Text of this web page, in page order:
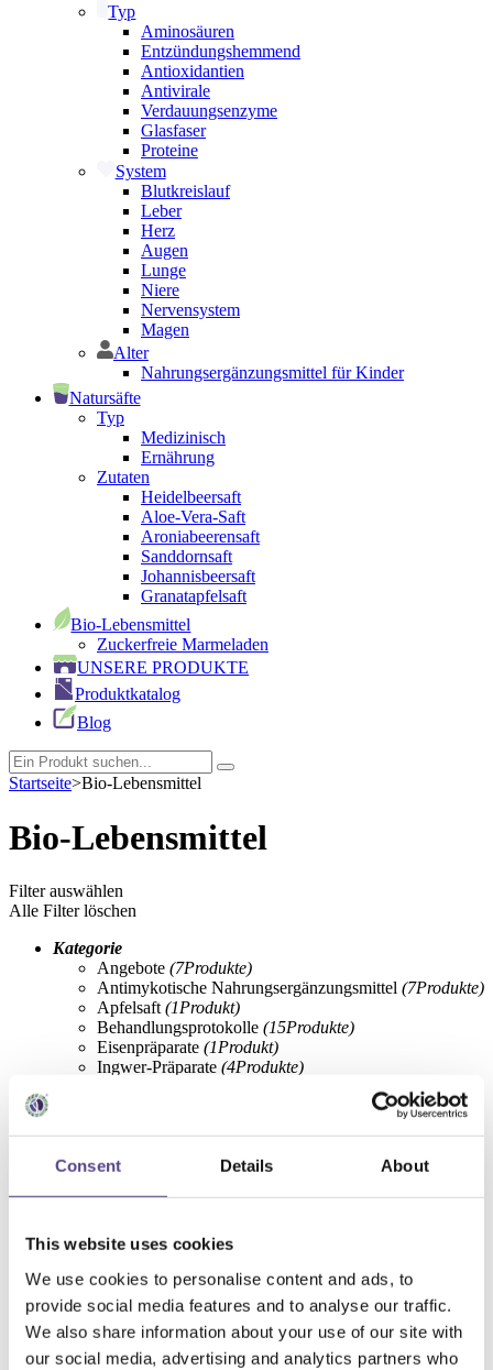
Consent Details About
This website uses cookies
We use cookies to personalise content and ads, to
provide social media features and to analyse our traffic.
We also share information about your use of our site with
our social media, advertising and analytics partners who
Typ
Aminosäuren
Entzündungshemmend
Antioxidantien
Antivirale
Verdauungsenzyme
Glasfaser
Proteine
System
Blutkreislauf
Leber
Herz
Augen
Lunge
Niere
Nervensystem
Magen
Alter
Nahrungsergänzungsmittel für Kinder
Natursäfte
Typ
Medizinisch
Ernährung
Zutaten
Heidelbeersaft
Aloe-Vera-Saft
Aroniabeerensaft
Sanddornsaft
Johannisbeersaft
Granatapfelsaft
Bio-Lebensmittel
Zuckerfreie Marmeladen
UNSERE PRODUKTE
Produktkatalog
Blog
Startseite>Bio-Lebensmittel
Bio-Lebensmittel
Filter auswählen
Alle Filter löschen
Kategorie
Angebote (7Produkte)
Antimykotische Nahrungsergänzungsmittel (7Produkte)
Apfelsaft (1Produkt)
Behandlungsprotokolle (15Produkte)
Eisenpräparate (1Produkt)
Ingwer-Präparate (4Produkte)
(7 Produkte
Krankheiten
Produkte)
(18Produkte)
Rhythmus (1Produkt)
Nahrungsergänzungsmittel für die Darmflora
(3Produkte)
Nahrungsergänzungsmittel für die Darmmotilität
(1Produkt)